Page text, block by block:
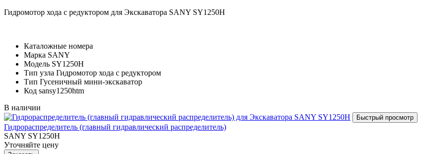
Гидромотор хода с редуктором для Экскаватора SANY SY1250H
Каталожные номера
Марка SANY
Модель SY1250H
Тип узла Гидромотор хода с редуктором
Тип Гусеничный мини-экскаватор
Код sansy1250htm
В наличии
Гидрораспределитель (главный гидравлический распределитель)
SANY SY1250H
Уточняйте цену